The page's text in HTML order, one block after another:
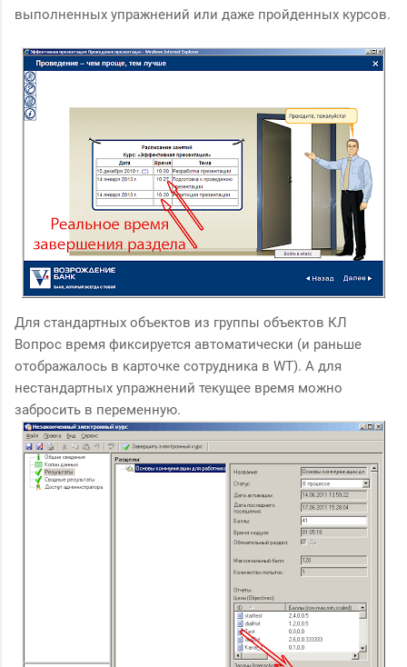
выполненных упражнений или даже пройденных курсов.
Для стандартных объектов из группы объектов КЛ
Вопрос время фиксируется автоматически (и раньше
отображалось в карточке сотрудника в WT). А для
нестандартных упражнений текущее время можно
забросить в переменную.